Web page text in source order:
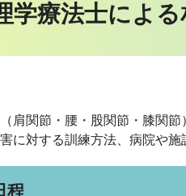
学療法士による
肩関節・腰・股関節・膝関
に対する訓練方法、病院や
程